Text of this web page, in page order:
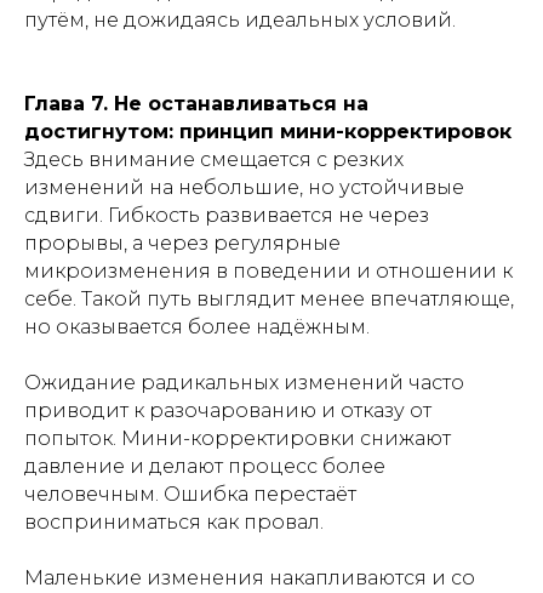
путём, не дожидаясь идеальных условий.
Глава 7. Не останавливаться на
достигнутом: принцип мини-корректировок
Здесь внимание смещается с резких
изменений на небольшие, но устойчивые
сдвиги. Гибкость развивается не через
прорывы, а через регулярные
микроизменения в поведении и отношении к
себе. Такой путь выглядит менее впечатляюще,
но оказывается более надёжным.
Ожидание радикальных изменений часто
приводит к разочарованию и отказу от
попыток. Мини-корректировки снижают
давление и делают процесс более
человечным. Ошибка перестаёт
восприниматься как провал.
Маленькие изменения накапливаются и со